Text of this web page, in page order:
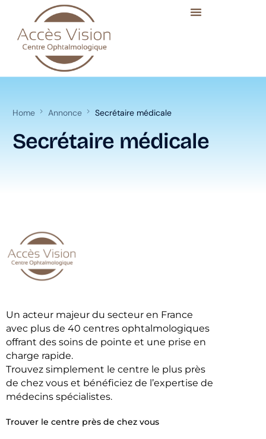
Home Annonce Secrétaire médicale
Secrétaire médicale
Un acteur majeur du secteur en France
avec plus de 40 centres ophtalmologiques
offrant des soins de pointe et une prise en
charge rapide.
Trouvez simplement le centre le plus près
de chez vous et bénéficiez de l’expertise de
médecins spécialistes.
Trouver le centre près de chez vous